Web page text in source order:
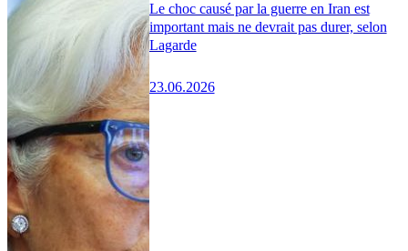
Le choc causé par la guerre en Iran est
important mais ne devrait pas durer, selon
Lagarde
23.06.2026